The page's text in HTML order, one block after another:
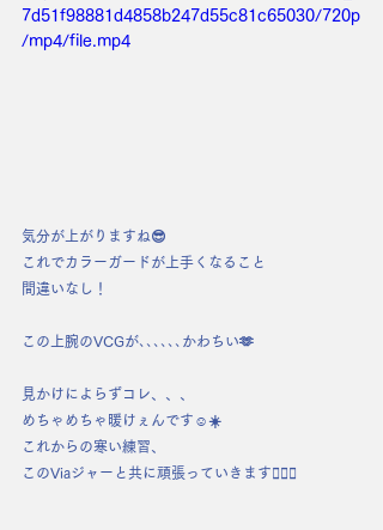
7d51f98881d4858b247d55c81c65030/720p
/mp4/file.mp4
気分が上がりますね😎
これでカラーガードが上手くなること
間違いなし！
この上腕のVCGが､､､､､､かわちい🫶
見かけによらずコレ、、、
めちゃめちゃ暖けぇんです☺️☀️
これからの寒い練習、
このViaジャーと共に頑張っていきます❤️‍🔥💪